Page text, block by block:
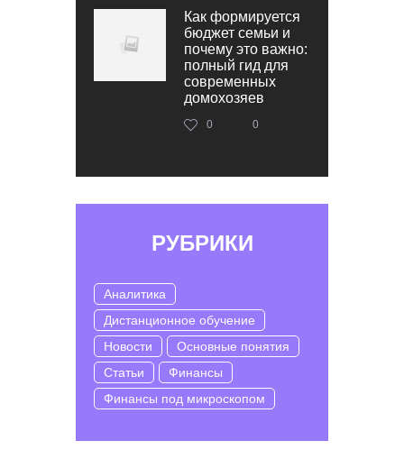
Как формируется
бюджет семьи и
почему это важно:
полный гид для
современных
домохозяев
0 0
РУБРИКИ
Аналитика
Дистанционное обучение
Новости
Основные понятия
Статьи
Финансы
Финансы под микроскопом